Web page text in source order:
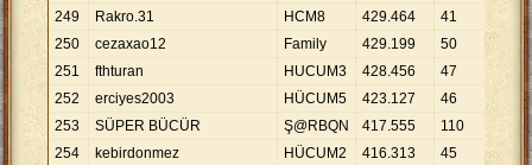
249
Rakro.31 HCM8 429.464 41 10
250
cezaxao12 Family 429.199 50
251
fthturan HUCUM3 428.456 47 9.
116
252
erciyes2003 HÜCUM5 423.127 46
253
SÜPER BÜCÜR Ş@RBQN 417.555 110 3
254
kebirdonmez HÜCUM2 416.313 45